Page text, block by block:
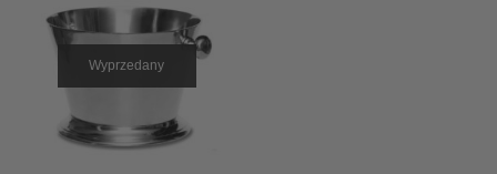
Wyprzedany